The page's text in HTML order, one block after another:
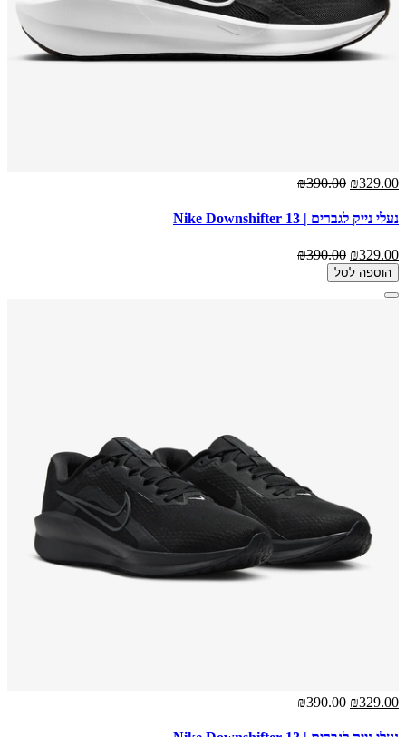
₪329.00
₪390.00
נעלי נייק לגברים | Nike Downshifter 13
₪329.00
₪390.00
הוספה לסל
₪329.00
₪390.00